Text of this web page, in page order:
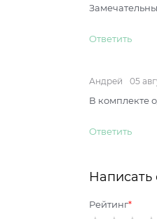
Ответить
Андрей 05
В комплекте
Ответить
Написать
Рейтинг